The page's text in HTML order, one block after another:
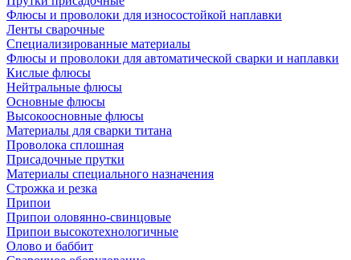
Флюсы и проволоки для износостойкой наплавки
Ленты сварочные
Специализированные материалы
Флюсы и проволоки для автоматической сварки и наплавки
Кислые флюсы
Нейтральные флюсы
Основные флюсы
Высокоосновные флюсы
Материалы для сварки титана
Проволока сплошная
Присадочные прутки
Материалы специального назначения
Строжка и резка
Припои
Припои оловянно-свинцовые
Припои высокотехнологичные
Олово и баббит